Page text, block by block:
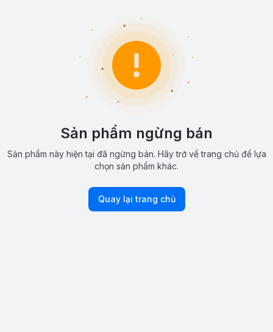
Sản phẩm ngừng bán
Sản phẩm này hiện tại đã ngừng bán. Hãy trở về trang chủ để lựa
chọn sản phẩm khác.
Quay lại trang chủ